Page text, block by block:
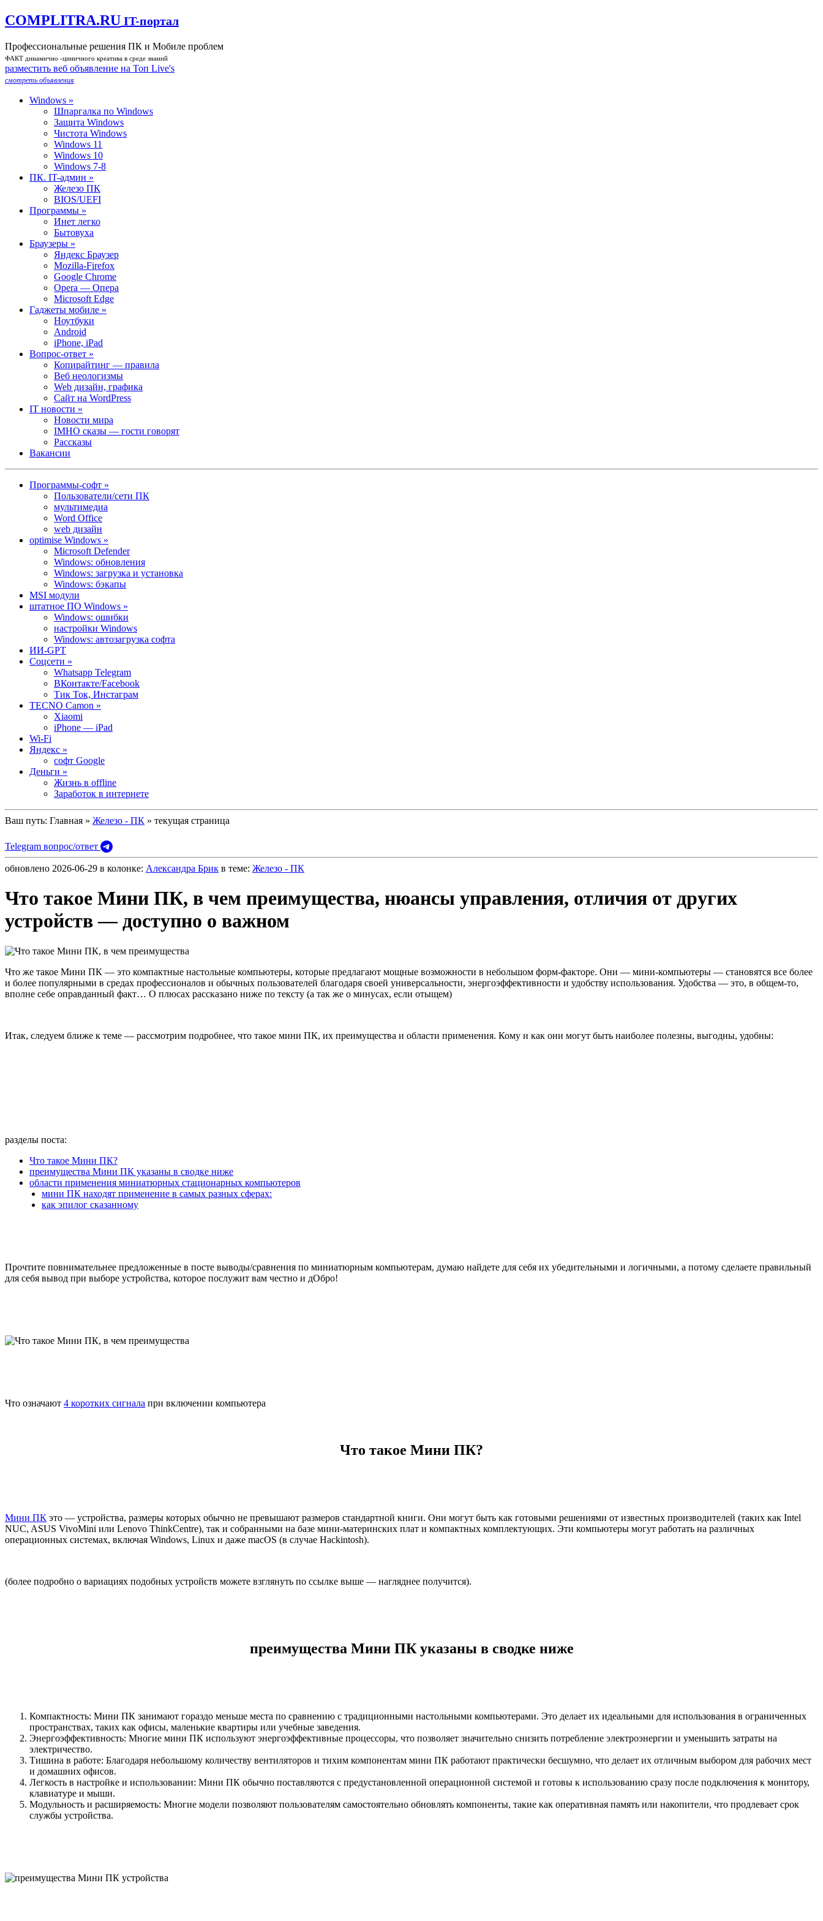
COMPLITRA.RU IT-портал
Профессиональные решения ПК и Мобиле проблем
ФАКТ динамично -циничного креатива в среде знаний
разместить веб объявление на Toп Live's
смотреть объявления
Windows »
Шпаргалка по Windows
Защита Windows
Чистота Windows
Windows 11
Windows 10
Windows 7-8
ПК. IT-админ »
Железо ПК
BIOS/UEFI
Программы »
Инет легко
Бытовуха
Браузеры »
Яндекс Браузер
Mozilla-Firefox
Google Chrome
Opera — Опера
Microsoft Edge
Гаджеты мобиле »
Ноутбуки
Android
iPhone, iPad
Вопрос-ответ »
Копирайтинг — правила
Веб неологизмы
Web дизайн, графика
Сайт на WordPress
IT новости »
Новости мира
IMHO сказы — гости говорят
Рассказы
Вакансии
Программы-софт »
Пользователи/сети ПК
мультимедиа
Word Office
web дизайн
optimise Windows »
Microsoft Defender
Windows: обновления
Windows: загрузка и установка
Windows: бэкапы
MSI модули
штатное ПО Windows »
Windows: ошибки
настройки Windows
Windows: автозагрузка софта
ИИ-GPT
Cоцсети »
Whatsapp Telegram
ВКонтакте/Facebook
Тик Ток, Инстаграм
TECNO Camon »
Xiaomi
iPhone — iPad
Wi-Fi
Яндекс »
софт Google
Деньги »
Жизнь в offline
Заработок в интернете
Ваш путь: Главная » Железо - ПК » текущая страница
Telegram вопрос/ответ
обновлено 2026-06-29 в колонке: Александра Брик в теме: Железо - ПК
Что такое Мини ПК, в чем преимущества, нюансы управления, отличия от других
устройств — доступно о важном
Что же такое Мини ПК — это компактные настольные компьютеры, которые предлагают мощные возможности в небольшом форм-факторе. Они — мини-компьютеры — становятся все более
и более популярными в средах профессионалов и обычных пользователей благодаря своей универсальности, энергоэффективности и удобству использования. Удобства — это, в общем-то,
вполне себе оправданный факт… О плюсах рассказано ниже по тексту (а так же о минусах, если отыщем)
Итак, следуем ближе к теме — рассмотрим подробнее, что такое мини ПК, их преимущества и области применения. Кому и как они могут быть наиболее полезны, выгодны, удобны:
разделы поста:
Что такое Мини ПК?
преимущества Мини ПК указаны в сводке ниже
области применения миниатюрных стационарных компьютеров
мини ПК находят применение в самых разных сферах:
как эпилог сказанному
Прочтите повнимательнее предложенные в посте выводы/сравнения по миниатюрным компьютерам, думаю найдете для себя их убедительными и логичными, а потому сделаете правильный
для себя вывод при выборе устройства, которое послужит вам честно и дОбро!
Что означают 4 коротких сигнала при включении компьютера
Что такое Мини ПК?
Мини ПК это — устройства, размеры которых обычно не превышают размеров стандартной книги. Они могут быть как готовыми решениями от известных производителей (таких как Intel
NUC, ASUS VivoMini или Lenovo ThinkCentre), так и собранными на базе мини-материнских плат и компактных комплектующих. Эти компьютеры могут работать на различных
операционных системах, включая Windows, Linux и даже macOS (в случае Hackintosh).
(более подробно о вариациях подобных устройств можете взглянуть по ссылке выше — нагляднее получится).
преимущества Мини ПК указаны в сводке ниже
Компактность: Мини ПК занимают гораздо меньше места по сравнению с традиционными настольными компьютерами. Это делает их идеальными для использования в ограниченных
пространствах, таких как офисы, маленькие квартиры или учебные заведения.
Энергоэффективность: Многие мини ПК используют энергоэффективные процессоры, что позволяет значительно снизить потребление электроэнергии и уменьшить затраты на
электричество.
Тишина в работе: Благодаря небольшому количеству вентиляторов и тихим компонентам мини ПК работают практически бесшумно, что делает их отличным выбором для рабочих мест
и домашних офисов.
Легкость в настройке и использовании: Мини ПК обычно поставляются с предустановленной операционной системой и готовы к использованию сразу после подключения к монитору,
клавиатуре и мыши.
Модульность и расширяемость: Многие модели позволяют пользователям самостоятельно обновлять компоненты, такие как оперативная память или накопители, что продлевает срок
службы устройства.